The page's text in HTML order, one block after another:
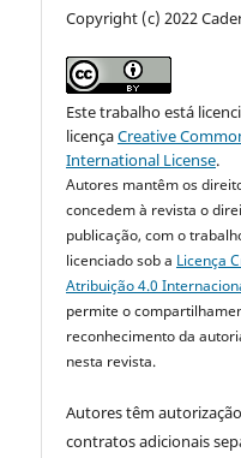
Copyright (c) 2022
Este trabalho está
licençaCreative
International License.
Autores mantêm os
concedem à revista o
publicação, com o
licenciado sob a Licença
Atribuição 4.0
permite o
reconhecimento da
nesta revista.
Autores têm
contratos adicionais